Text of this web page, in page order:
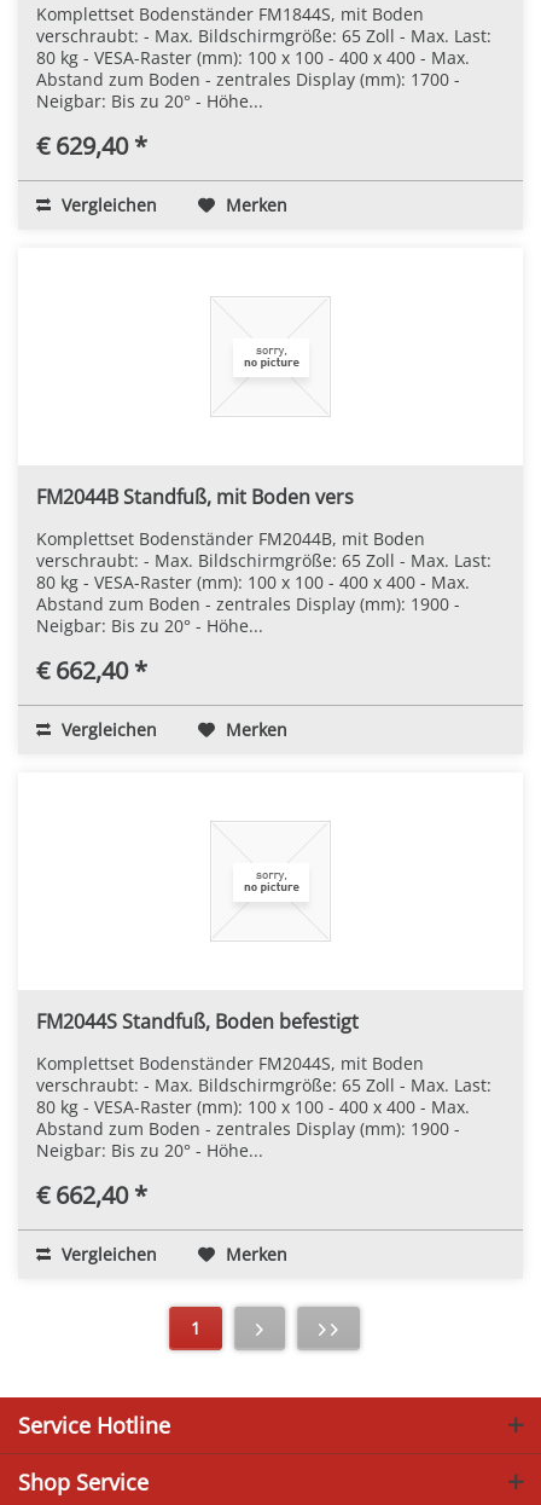
Komplettset Bodenständer FM1844S, mit Boden
verschraubt: - Max. Bildschirmgröße: 65 Zoll - Max. Last:
80 kg - VESA-Raster (mm): 100 x 100 - 400 x 400 - Max.
Abstand zum Boden - zentrales Display (mm): 1700 -
Neigbar: Bis zu 20° - Höhe...
€ 629,40 *
Vergleichen Merken
FM2044B Standfuß, mit Boden vers
Komplettset Bodenständer FM2044B, mit Boden
verschraubt: - Max. Bildschirmgröße: 65 Zoll - Max. Last:
80 kg - VESA-Raster (mm): 100 x 100 - 400 x 400 - Max.
Abstand zum Boden - zentrales Display (mm): 1900 -
Neigbar: Bis zu 20° - Höhe...
€ 662,40 *
Vergleichen Merken
FM2044S Standfuß, Boden befestigt
Komplettset Bodenständer FM2044S, mit Boden
verschraubt: - Max. Bildschirmgröße: 65 Zoll - Max. Last:
80 kg - VESA-Raster (mm): 100 x 100 - 400 x 400 - Max.
Abstand zum Boden - zentrales Display (mm): 1900 -
Neigbar: Bis zu 20° - Höhe...
€ 662,40 *
Vergleichen Merken
1
Service Hotline
Shop Service